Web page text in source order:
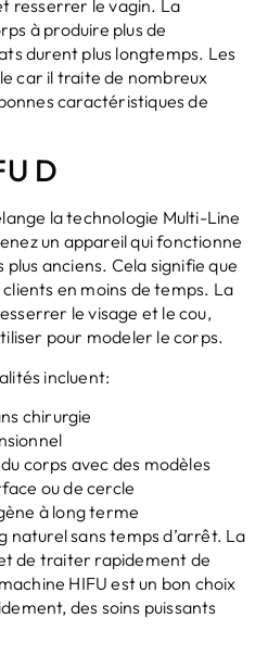
resserrer le vagin. La
à produire plus de
durent plus longtemps. Les
car il traite de nombreux
caractéristiques de
D
la technologie Multi-Line
un appareil qui fonctionne
plus anciens. Cela signifie que
en moins de temps. La
le visage et le cou,
pour modeler le corps.
incluent:
chirurgie
corps avec des modèles
ou de cercle
à long terme
naturel sans temps d’arrêt. La
de traiter rapidement de
HIFU est un bon choix
des soins puissants